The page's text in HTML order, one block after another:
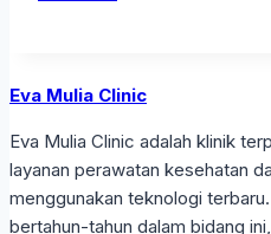
Eva Mulia Clinic
Eva Mulia Clinic adalah klinik
layanan perawatan kesehatan
menggunakan teknologi
bertahun-tahun dalam bidang